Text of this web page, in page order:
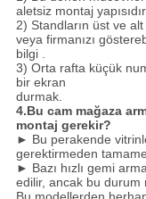
aletsiz montaj
2) Standların üst ve
veya firmanızı
bilgi .
3) Orta rafta küçük
bir ekran
durmak.
4.Bu cam mağaza
montaj gerekir?
► Bu perakende
gerektirmeden
► Bazı hızlı gemi
edilir, ancak bu durum